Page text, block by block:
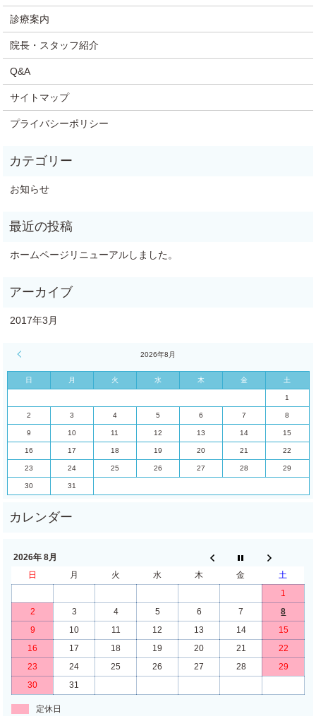
診療案内
院長・スタッフ紹介
Q&A
サイトマップ
プライバシーポリシー
お知らせ
ホームページリニューアルしました。
2017年3月
2026年8月
日 月 火 水 木 金 土
1
2 3 4 5 6 7 8
9 10 11 12 13 14 15
16 17 18 19 20 21 22
23 24 25 26 27 28 29
30 31
2026年 8月
日
月 火 水 木 金
土
1
2
3 4 5 6 7
8
9
10 11 12 13 14
15
16
17 18 19 20 21
22
23
24 25 26 27 28
29
30
31
定休日